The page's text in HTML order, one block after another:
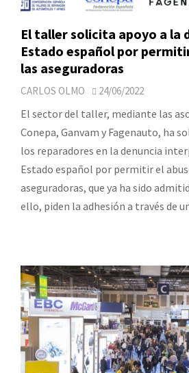
El taller solicita apoyo a la
Estado español por
las aseguradoras
CARLOS OLMO 24/06/2022
El sector del taller, mediante las
Conepa, Ganvam y Fagenauto, ha
los reparadores en la denuncia
Estado español por permitir el
aseguradoras, que ya ha sido
ello, piden la adhesión a través de